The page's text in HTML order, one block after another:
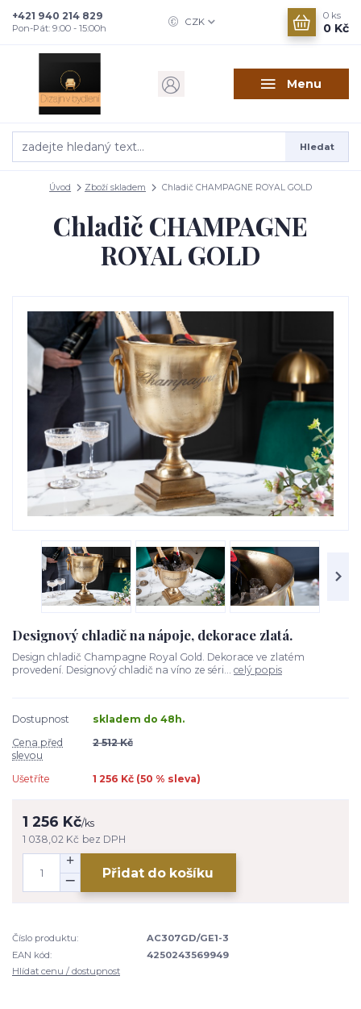
Menu
CZK
Hledat
+421 940 214 829
Pon-Pát: 9:00 - 15:00h
0 ks
0 Kč
Úvod Zboží skladem Chladič CHAMPAGNE ROYAL GOLD
Chladič CHAMPAGNE
ROYAL GOLD
Designový chladič na nápoje, dekorace zlatá.
Design chladič Champagne Royal Gold. Dekorace ve zlatém
provedení. Designový chladič na víno ze séri... celý popis
Dostupnost
skladem do 48h.
Cena před
slevou
2 512 Kč
Ušetříte 1 256 Kč (50 % sleva)
1 256 Kč/ks
1 038,02 Kč bez DPH
Přidat do košíku
Číslo produktu:
AC307GD/GE1-3
EAN kód:
4250243569949
Hlídat cenu / dostupnost